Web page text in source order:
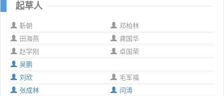
起草人
靳朝
邓柏林
田海燕
龚国华
赵学刚
卓国荣
吴鹏
刘欣
毛军福
张成林
闫涛